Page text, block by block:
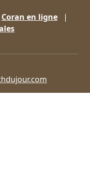
Coran en ligne|